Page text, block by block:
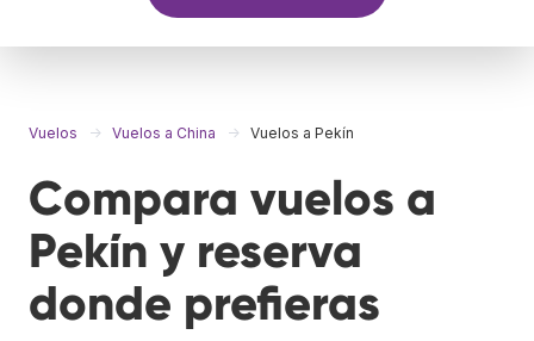
Vuelos Vuelos a China Vuelos a Pekín
Compara vuelos a
Pekín y reserva
donde prefieras